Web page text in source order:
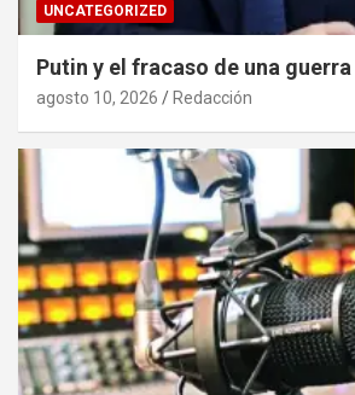
UNCATEGORIZED
Putin y el fracaso de una
agosto 10, 2026 Redacción